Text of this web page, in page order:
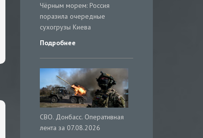
Чёрным морем: Россия
поразила очередные
сухогрузы Киева
Подробнее
СВО. Донбасс. Оперативная
лента за 07.08.2026